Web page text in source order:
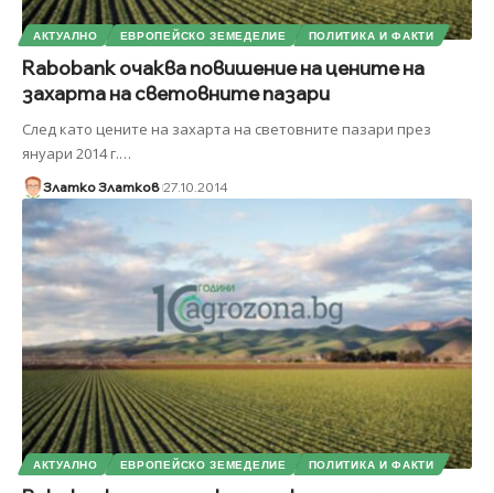
АКТУАЛНО ЕВРОПЕЙСКО ЗЕМЕДЕЛИЕ ПОЛИТИКА И ФАКТИ
Rabobank очаква повишение на цените на
захарта на световните пазари
След като цените на захарта на световните пазари през
януари 2014 г.…
Златко Златков 27.10.2014
АКТУАЛНО ЕВРОПЕЙСКО ЗЕМЕДЕЛИЕ ПОЛИТИКА И ФАКТИ